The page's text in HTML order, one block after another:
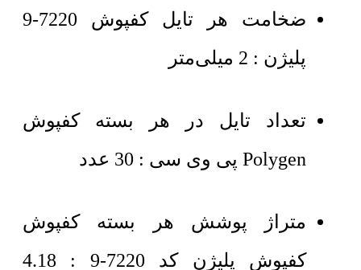
ضخامت هر تایل کفپوش 7220-9
پلیژن : 2 میلی‌متر
تعداد تایل در هر بسته کفپوش
Polygen پی وی سی : 30 عدد
متراژ پوشش هر بسته کفپوش
کفپوش پلیژن کد 7220-9 : 4.18